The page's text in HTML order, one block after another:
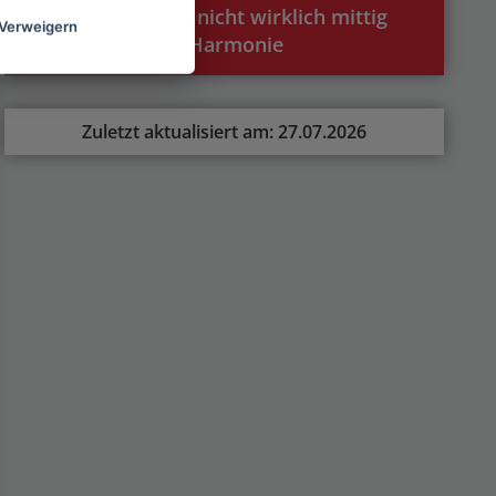
das Logo sitzt nicht wirklich mittig
und stört die Harmonie
Zuletzt aktualisiert am: 27.07.2026